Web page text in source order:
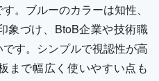
。ブルーのカラーは知性、
象づけ、BtoB企業や技術職
す。シンプルで視認性が高
まで幅広く使いやすい点も